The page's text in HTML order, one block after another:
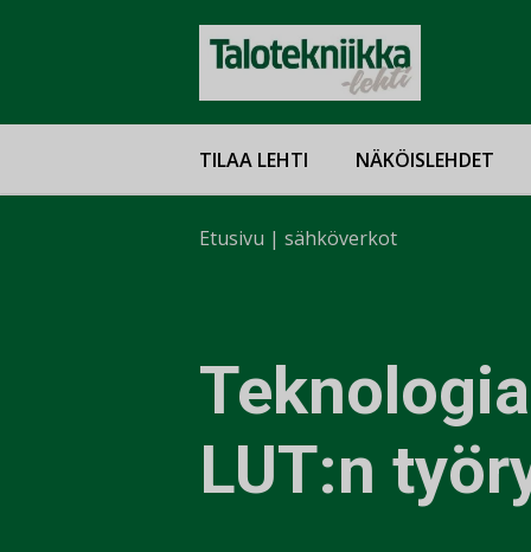
TILAA LEHTI NÄKÖISLEHDET
Etusivu | sähköverkot
LUT:n